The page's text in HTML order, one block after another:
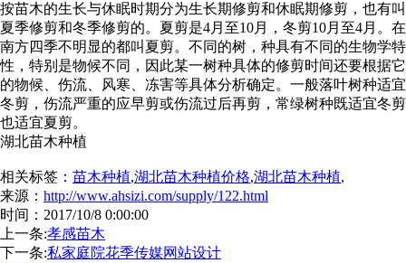
按苗木的生长与休眠时期分为生长期修剪和休眠期修剪，也有叫
夏季修剪和冬季修剪的。夏剪是4月至10月，冬剪10月至4月。在
南方四季不明显的都叫夏剪。不同的树，种具有不同的生物学特
性，特别是物候不同，因此某一树种具体的修剪时间还要根据它
的物候、伤流、风寒、冻害等具体分析确定。一般落叶树种适宜
冬剪，伤流严重的应早剪或伤流过后再剪，常绿树种既适宜冬剪
也适宜夏剪。
湖北苗木种植
相关标签： 苗木种植,湖北苗木种植价格,湖北苗木种植,
来源： http://www.ahsizi.com/supply/122.html
时间：2017/10/8 0:00:00
上一条:孝感苗木
下一条:私家庭院花季传媒网站设计